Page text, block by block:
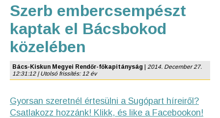
Szerb embercsempészt
kaptak el Bácsbokod
közelében
Bács-Kiskun Megyei Rendőr-főkapitányság
2014. December 27.
12:31:12 | Utolsó frissítés: 12 év
Gyorsan szeretnél értesülni a Sugópart híreiről?
Csatlakozz hozzánk! Klikk, és like a Facebookon!